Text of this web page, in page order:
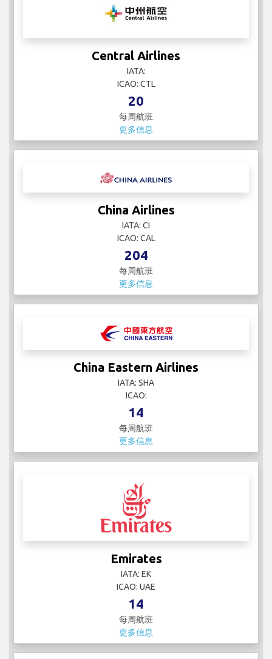
Central Airlines
IATA:
ICAO: CTL
20
每周航班
更多信息
China Airlines
IATA: CI
ICAO: CAL
204
每周航班
更多信息
China Eastern Airlines
IATA: SHA
ICAO:
14
每周航班
更多信息
Emirates
IATA: EK
ICAO: UAE
14
每周航班
更多信息